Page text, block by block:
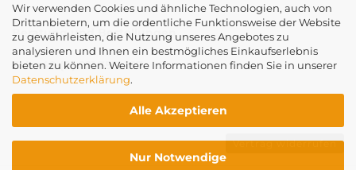
Wir verwenden Cookies und ähnliche Technologien, auch von
Drittanbietern, um die ordentliche Funktionsweise der Website
zu gewährleisten, die Nutzung unseres Angebotes zu
analysieren und Ihnen ein bestmögliches Einkaufserlebnis
bieten zu können. Weitere Informationen finden Sie in unserer
Datenschutzerklärung.
Alle Akzeptieren
Nur Notwendige
Beratung und Bestellungen
Tel. +49 (0) 221 3551 167
Vertrag widerrufen